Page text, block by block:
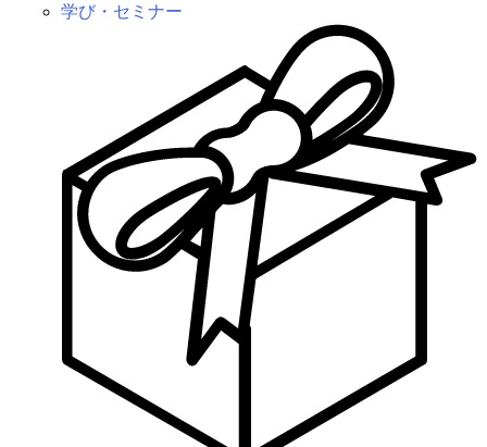
学び・セミナー